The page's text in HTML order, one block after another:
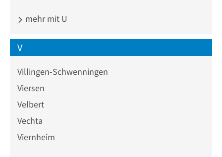
mehr mit U
V
Villingen-Schwenningen
Viersen
Velbert
Vechta
Viernheim